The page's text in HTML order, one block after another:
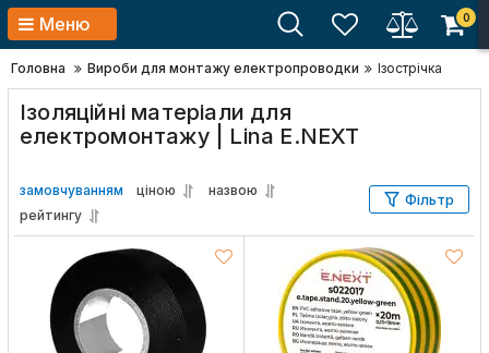
Меню 0
Головна Вироби для монтажу електропроводки Ізострічка
Ізоляційні матеріали для
електромонтажу | Lina E.NEXT
замовчуванням ціною
назвою
рейтингу
Фільтр